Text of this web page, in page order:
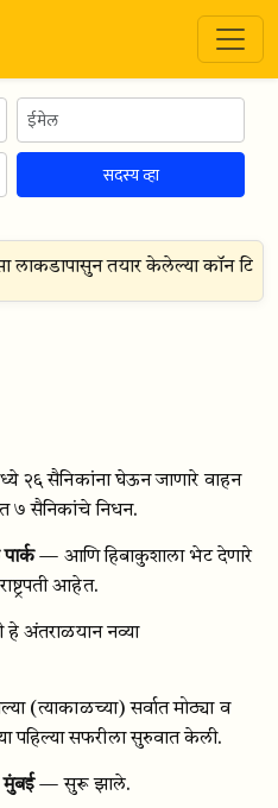
सदस्य व्हा
तयार केलेल्या कॉन टिकी
२६ सैनिकांना घेऊन जाणारे वाहन
७ सैनिकांचे निधन.
पार्क— आणि हिबाकुशाला भेट देणारे
आहेत.
अंतराळयान नव्या
(त्याकाळच्या) सर्वात मोठ्या व
पहिल्या सफरीला सुरुवात केली.
मुंबई — सुरू झाले.